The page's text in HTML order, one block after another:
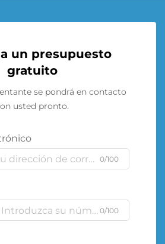
un presupuesto
gratuito
se pondrá en contacto
usted pronto.
0/100
0/100